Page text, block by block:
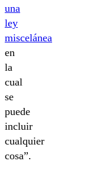
una
ley
miscelánea
en
la
cual
se
puede
incluir
cualquier
cosa”.